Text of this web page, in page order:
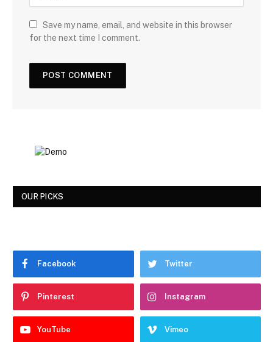
Save my name, email, and website in this browser
for the next time I comment.
OUR PICKS
Facebook Twitter
Pinterest Instagram
YouTube Vimeo